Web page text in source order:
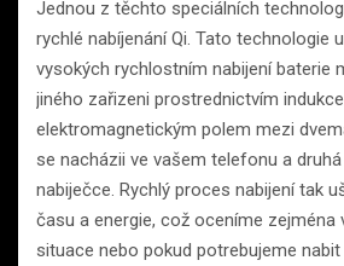
Jednou z těchto speciálních
rychlé nabíjenání Qi. Tato technologie
vysokých rychlostním nabijení baterie
jiného zařizeni prostrednictvím indukce
elektromagnetickým polem mezi
se nacházii ve vašem telefonu a
nabiječce. Rychlý proces nabijení tak
času a energie, což oceníme zejména
situace nebo pokud potrebujeme